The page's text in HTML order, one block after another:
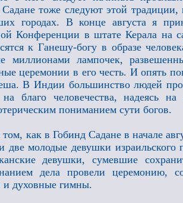
тоже следуют этой традиции,
городах. В конце августа я
Конференции в штате Керала на
к Ганешу-богу в образе
миллионами лампочек,
церемонии в его честь. И опять
В Индии большинство людей
благо человечества, надеясь
пониманием сути богов.
как в Гобинд Садане в начале
две молодые девушки
девушки, сумевшие
дела провели церемонию,
и духовные гимны.